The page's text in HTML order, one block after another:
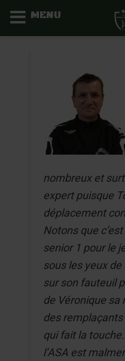
nombreux et
expert puisque
déplacement
Notons que
senior 1 pour le
sous les yeux
sur son fauteuil
de Véronique sa
des
qui fait la
l’ASA est
MENU